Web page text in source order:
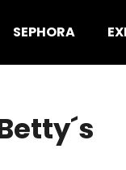
SEPHORA